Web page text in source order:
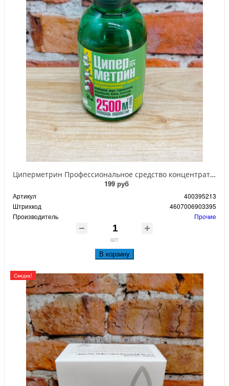
Циперметрин Профессиональное средство концентрат эмульсии 25% для уничтожения тараканов, мух,комаров, блох, клопов, муравьев, ос 50 мл
199 руб
Артикул
400395213
Штрихкод
4607006903395
Производитель
Прочие
шт
В корзину
Скидка!